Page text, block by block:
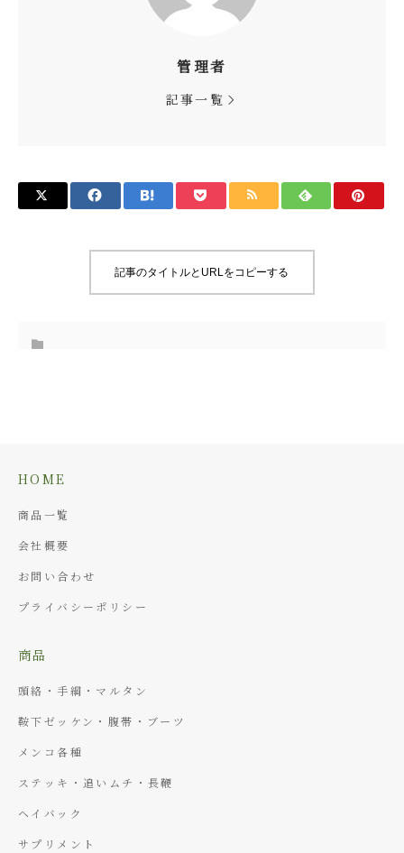
管理者
記事一覧
記事のタイトルとURLをコピーする
HOME
商品一覧
会社概要
お問い合わせ
プライバシーポリシー
商品
頭絡・手綱・マルタン
鞍下ゼッケン・腹帯・ブーツ
メンコ各種
ステッキ・追いムチ・長鞭
ヘイバック
サプリメント